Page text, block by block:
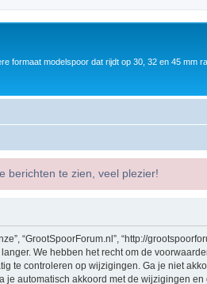
formaat modelspoor dat rijdt op 30, 32 en 45 mm
berichten te zien, veel plezier!
“GrootSpoorForum.nl”, “http://
We hebben het recht om de
te controleren op wijzigingen. Ga je niet
je automatisch akkoord met de wijzigingen en